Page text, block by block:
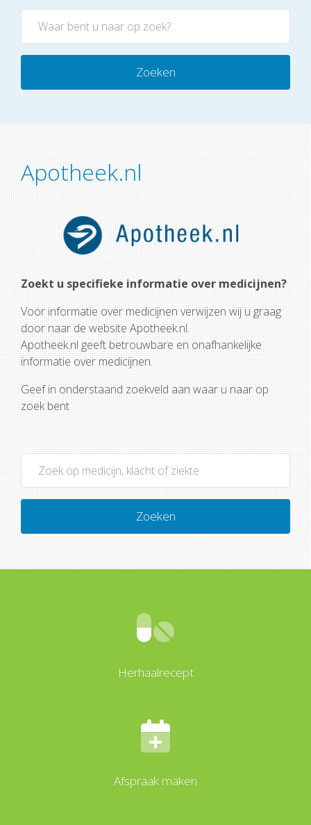
Zoeken
Apotheek.nl
Zoekt u specifieke informatie over medicijnen?
Voor informatie over medicijnen verwijzen wij u graag
door naar de website Apotheek.nl.
Apotheek.nl geeft betrouwbare en onafhankelijke
informatie over medicijnen.
Geef in onderstaand zoekveld aan waar u naar op
zoek bent
Zoeken
Herhaalrecept
Afspraak maken